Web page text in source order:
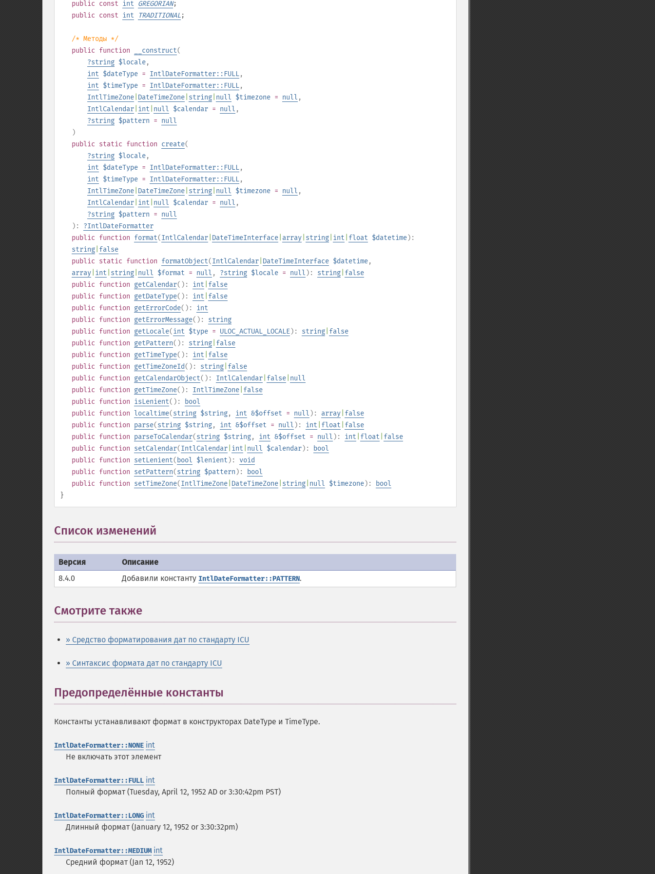
public const int GREGORIAN;
public const int TRADITIONAL;
/* Методы */
public function __construct(
?string $locale,
int $dateType = IntlDateFormatter::FULL,
int $timeType = IntlDateFormatter::FULL,
IntlTimeZone DateTimeZone string null $timezone = null ,
IntlCalendar int null $calendar = null ,
?string $pattern = null
)
public static function create(
?string $locale,
int $dateType = IntlDateFormatter::FULL,
int $timeType = IntlDateFormatter::FULL,
IntlTimeZone DateTimeZone string null $timezone = null ,
IntlCalendar int null $calendar = null ,
?string $pattern = null
): ?IntlDateFormatter
public function format(IntlCalendar DateTimeInterface array string int float $datetime):
string false
public static function formatObject(IntlCalendar DateTimeInterface $datetime,
array int string null $format = null , ?string $locale = null ): string false
public function getCalendar(): int false
public function getDateType(): int false
public function getErrorCode(): int
public function getErrorMessage(): string
public function getLocale(int $type = ULOC_ACTUAL_LOCALE): string false
public function getPattern(): string false
public function getTimeType(): int false
public function getTimeZoneId(): string false
public function getCalendarObject(): IntlCalendar false null
public function getTimeZone(): IntlTimeZone false
public function isLenient():
bool
public function localtime(string $string, int &$offset = null ): array false
public function parse(string $string, int &$offset = null ): int float false
public function parseToCalendar(string $string, int &$offset = null ): int float false
public function setCalendar(IntlCalendar int null $calendar):
bool
public function setLenient( bool $lenient ): void
public function setPattern(string $pattern ):
bool
public function setTimeZone(IntlTimeZone DateTimeZone string null $timezone):
bool
}
Список изменений
Версия
Описание
8.4.0
Добавили константу IntlDateFormatter::PATTERN.
Смотрите также
» Средство форматирования дат по стандарту ICU
» Синтаксис формата дат по стандарту ICU
Предопределённые константы
Константы устанавливают формат в конструкторах DateType и TimeType.
IntlDateFormatter::NONE int
Не включать этот элемент
IntlDateFormatter::FULL int
Полный формат (Tuesday, April 12, 1952 AD or 3:30:42pm PST)
IntlDateFormatter::LONG int
Длинный формат (January 12, 1952 or 3:30:32pm)
IntlDateFormatter::MEDIUM int
Средний формат (Jan 12, 1952)